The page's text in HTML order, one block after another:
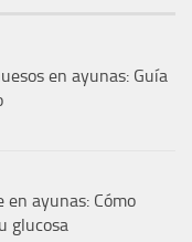
en ayunas: Guía
en ayunas: Cómo
glucosa